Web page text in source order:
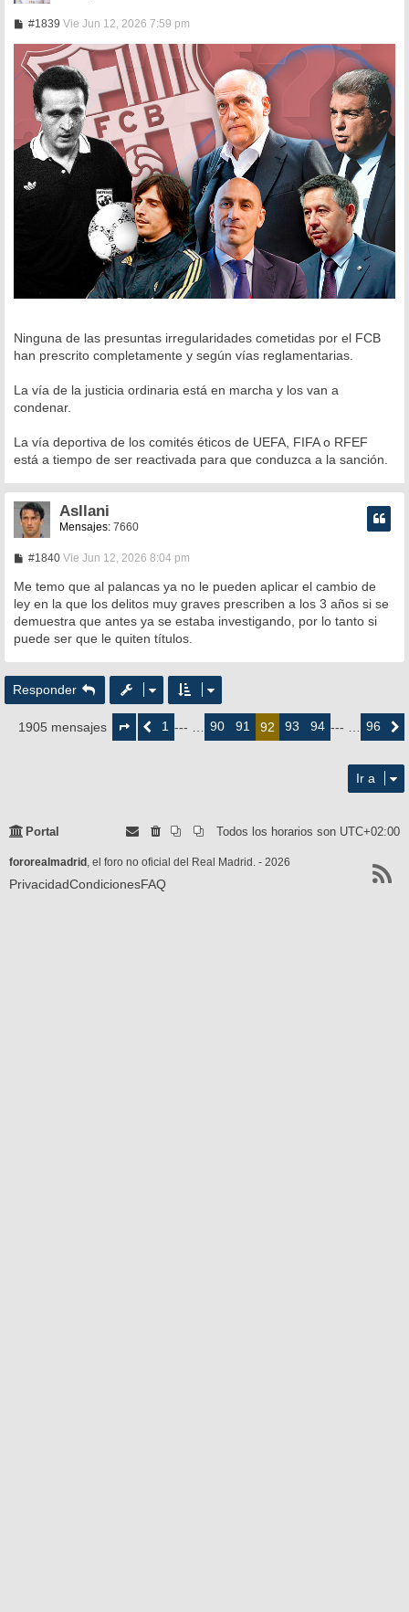
#1839M
n
s
a
j
e
Vie Jun 12, 2026 7:59 pm
Ninguna de las presuntas irregularidades cometidas por el FCB
han prescrito completamente y según vías reglamentarias.
La vía de la justicia ordinaria está en marcha y los van a
condenar.
La vía deportiva de los comités éticos de UEFA, FIFA o RFEF
está a tiempo de ser reactivada para que conduzca a la sanción.
Asllani
Mensajes: 7660
#1840M
n
s
a
j
e
Vie Jun 12, 2026 8:04 pm
Me temo que al palancas ya no le pueden aplicar el cambio de
ley en la que los delitos muy graves prescriben a los 3 años si se
demuestra que antes ya se estaba investigando, por lo tanto si
puede ser que le quiten títulos.
Responder
1905 mensajes
Página
deAnterior
1 --- … 90 91 92 93 94 --- … 96
Ir a
Portal Todos los horarios son UTC+02:00
fororealmadrid, el foro no oficial del Real Madrid. - 2026
PrivacidadCondicionesFAQ